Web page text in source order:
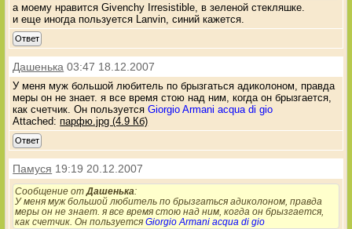
а моему нравится Givenchy Irresistible, в зеленой стекляшке.
и еще иногда пользуется Lanvin, синий кажется.
Ответ
Дашенька 03:47 18.12.2007
У меня муж большой любитель по брызгаться адиколоном, правда
меры он не знает. я все время стою над ним, когда он брызгается,
как счетчик. Он пользуетсяGiorgio Armani acqua di gio
Attached:парфю.jpg (4.9 Кб)
Ответ
Памуся 19:19 20.12.2007
Сообщение от Дашенька:
У меня муж большой любитель по брызгаться адиколоном, правда
меры он не знает. я все время стою над ним, когда он брызгается,
как счетчик. Он пользуетсяGiorgio Armani acqua di gio